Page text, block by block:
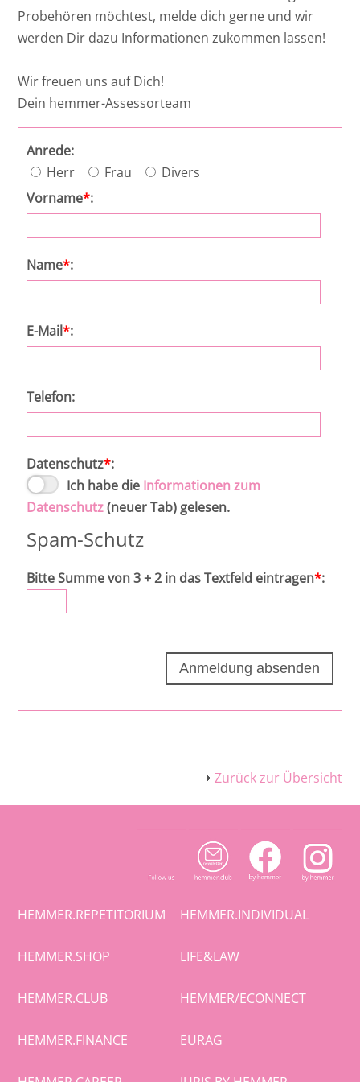
Probehören möchtest, melde dich gerne und wir
werden Dir dazu Informationen zukommen lassen!
Wir freuen uns auf Dich!
Dein hemmer-Assessorteam
Anrede:
Herr
Frau
Divers
Vorname*:
Name*:
E-Mail*:
Telefon:
Datenschutz*:
Ich habe die Informationen zum
Datenschutz(neuer Tab) gelesen.
Spam-Schutz
Bitte Summe von 3 + 2 in das Textfeld eintragen*:
Zurück zur Übersicht
HEMMER.REPETITORIUM HEMMER.INDIVIDUAL
HEMMER.SHOP LIFE&LAW
HEMMER.CLUB HEMMER/ECONNECT
HEMMER.FINANCE EURAG
Saarland
Seminar